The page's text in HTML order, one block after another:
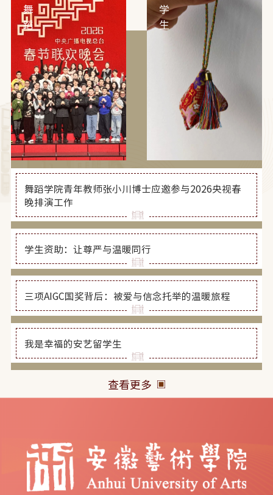
查看更多
舞
蹈
学
院
青
年
教
师
张
小
川
博
士
应
邀
参
与
2026
央
视
春
晚
排
演
工
学
生
同
行
舞蹈学院青年教师张小川博士应邀参与2026央视春
晚排演工作
学生资助：让尊严与温暖同行
三项AIGC国奖背后：被爱与信念托举的温暖旅程
我是幸福的安艺留学生